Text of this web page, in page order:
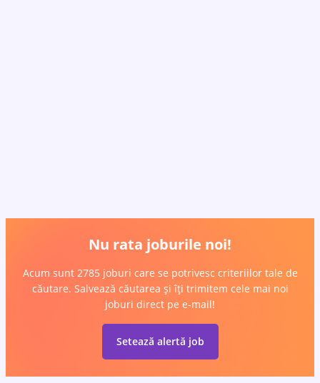
Nu rata joburile noi!
Acum sunt 2785 joburi care se potrivesc criteriilor tale de
căutare. Salvează căutarea și îți trimitem cele mai noi
joburi direct pe e-mail!
Setează alertă job